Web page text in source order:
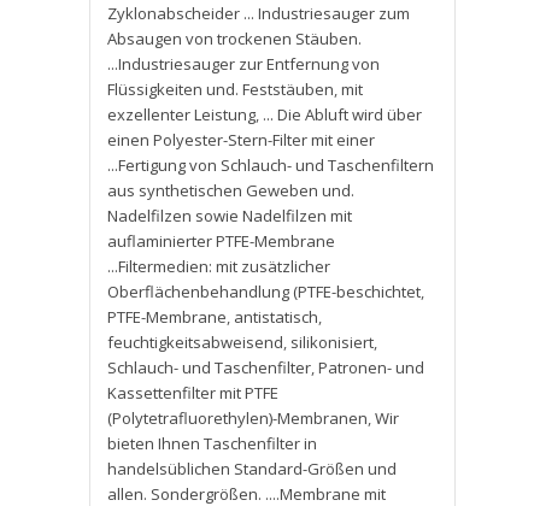
Zyklonabscheider ... Industriesauger zum
Absaugen von trockenen Stäuben.
...Industriesauger zur Entfernung von
Flüssigkeiten und. Feststäuben,mit
exzellenter Leistung, ... Die Abluft wird über
einen Polyester-Stern-Filter mit einer
...Fertigung von Schlauch- und Taschenfiltern
aus synthetischen Geweben und.
Nadelfilzen sowie Nadelfilzen mit
auflaminierter PTFE-Membrane
...Filtermedien: mit zusätzlicher
Oberflächenbehandlung (PTFE-beschichtet,
PTFE-Membrane, antistatisch,
feuchtigkeitsabweisend, silikonisiert,
Schlauch- und Taschenfilter,Patronen- und
Kassettenfilter mit PTFE
(Polytetrafluorethylen)-Membranen,Wir
bieten Ihnen Taschenfilter in
handelsüblichen Standard-Größen und
allen. Sondergrößen. ....Membrane mit